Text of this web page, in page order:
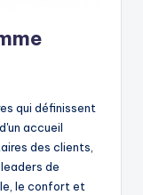
qui définissent
accueil
des clients,
de
le confort et